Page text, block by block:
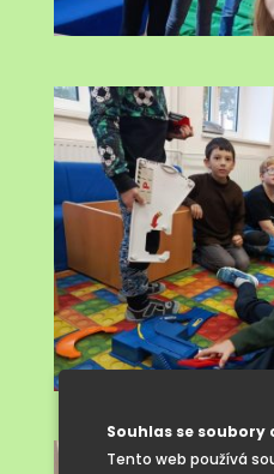
Souhlas se soubory
Tento web používá